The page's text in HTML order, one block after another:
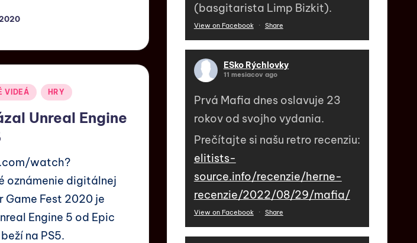
VIDEÁ HRY
Unreal Engine
watch?
oznámenie digitálnej
Game Fest 2020 je
Engine 5 od Epic
na PS5.
(basgitarista Limp Bizkit).
View on Facebook · Share
ESko Rýchlovky
11 mesiacov ago
Prvá Mafia dnes oslavuje 23
rokov od svojho vydania.
Prečítajte si našu retro recenziu:
elitists-
source.info/recenzie/herne-
recenzie/2022/08/29/mafia/
View on Facebook · Share